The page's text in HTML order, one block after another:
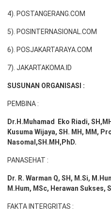
4). POSTANGERANG.COM
5). POSINTERNASIONAL.COM
6). POSJAKARTARAYA.COM
7). JAKARTAKOMA.ID
SUSUNAN ORGANISASI :
PEMBINA :
Dr.H.Muhamad Eko Riadi, SH,MH
Kusuma Wijaya, SH. MH, MM,
Nasomal,SH.MH,PhD.
PANASEHAT :
Dr. R. Warman Q, SH, M.Si,
M.Hum, MSc, Herawan Sukses,
FAKTA INTERGRITAS :